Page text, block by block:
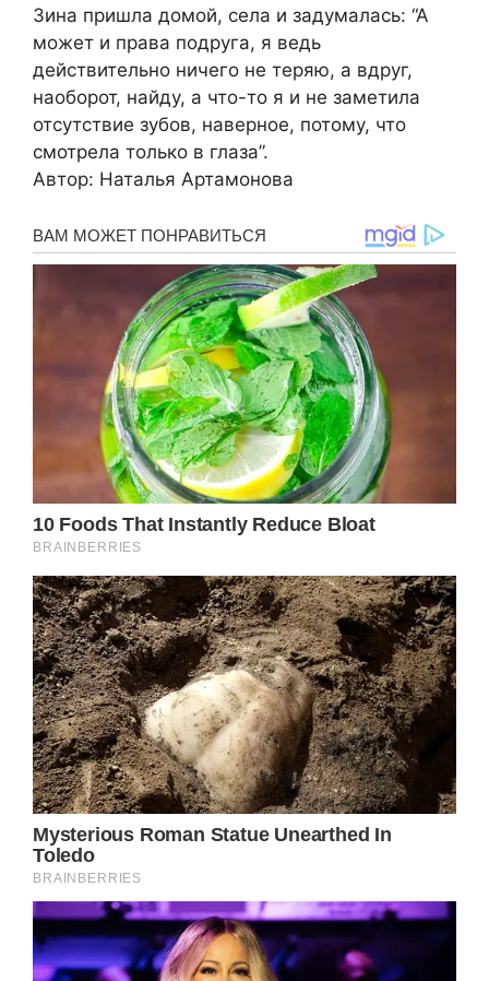
Зина пришла домой, села и задумалась: “А
может и права подруга, я ведь
действительно ничего не теряю, а вдруг,
наоборот, найду, а что-то я и не заметила
отсутствие зубов, наверное, потому, что
смотрела только в глаза”.
Автор: Наталья Артамонова